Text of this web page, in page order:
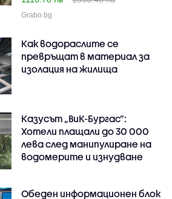
Grabo.bg
Как водораслите се
превръщат в материал за
изолация на жилища
Казусът „ВиК-Бургас“:
Хотели плащали до 30 000
лева след манипулиране на
водомерите и изнудване
Обеден информационен блок